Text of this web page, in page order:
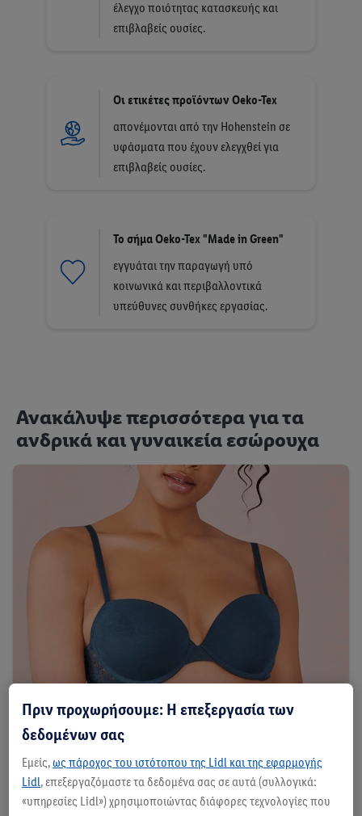
έλεγχο ποιότητας κατασκευής και
επιβλαβείς ουσίες.
Οι ετικέτες προϊόντων Oeko-Tex
απονέμονται από την Hohenstein σε
υφάσματα που έχουν ελεγχθεί για
επιβλαβείς ουσίες.
Το σήμα Oeko-Tex "Made in Green"
εγγυάται την παραγωγή υπό
κοινωνικά και περιβαλλοντικά
υπεύθυνες συνθήκες εργασίας.
Ανακάλυψε περισσότερα για τα
ανδρικά και γυναικεία εσώρουχα
Το τέλειο σουτιέν
Δες εδώ
Πριν προχωρήσουμε: Η επεξεργασία των
δεδομένων σας
Εμείς,ως πάροχος του ιστότοπου της Lidl και της εφαρμογής
Lidl, επεξεργαζόμαστε τα δεδομένα σας σε αυτά (συλλογικά:
«υπηρεσίες Lidl») χρησιμοποιώντας διάφορες τεχνολογίες που